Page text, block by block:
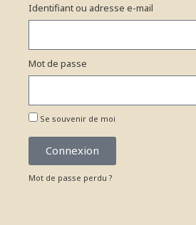
Identifiant ou adresse e-mail
Mot de passe
Se souvenir de moi
Connexion
Mot de passe perdu ?